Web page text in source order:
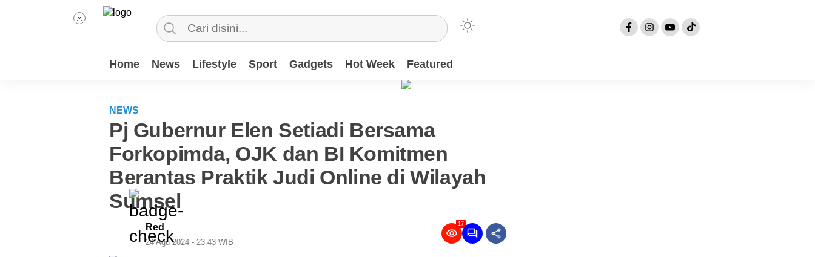
Home News Lifestyle Sport Gadgets Hot Week Featured
NEWS
Pj Gubernur Elen Setiadi Bersama
Forkopimda, OJK dan BI Komitmen
Berantas Praktik Judi Online di Wilayah
Sumsel
Red
24 Agu 2024 - 23:43 WIB
17